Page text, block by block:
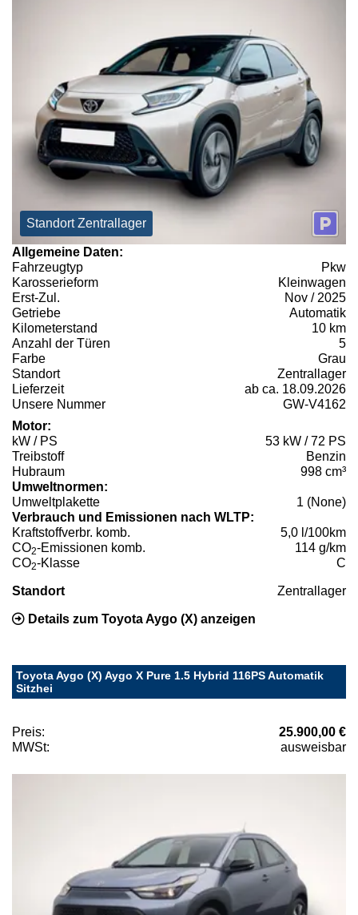
Standort Zentrallager
Allgemeine Daten:
Fahrzeugtyp
Pkw
Karosserieform
Kleinwagen
Erst-Zul.
Nov / 2025
Getriebe
Automatik
Kilometerstand
10 km
Anzahl der Türen
5
Farbe
Grau
Standort
Zentrallager
Lieferzeit
ab ca. 18.09.2026
Unsere Nummer
GW-V4162
Motor:
kW / PS
53 kW / 72 PS
Treibstoff
Benzin
Hubraum
998 cm³
Umweltnormen:
Umweltplakette
1 (None)
Verbrauch und Emissionen nach WLTP:
Kraftstoffverbr. komb.
5,0 l/100km
CO2-Emissionen komb.
114 g/km
CO2-Klasse C
Standort Zentrallager
Details zum Toyota Aygo (X) anzeigen
Toyota Aygo (X) Aygo X Pure 1.5 Hybrid 116PS Automatik
Sitzhei
Preis:
25.900,00 €
MWSt:
ausweisbar